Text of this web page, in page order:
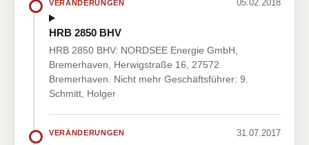
VERÄNDERUNGEN 05.02.2018
HRB 2850 BHV
HRB 2850 BHV: NORDSEE Energie GmbH,
Bremerhaven, Herwigstraße 16, 27572
Bremerhaven. Nicht mehr Geschäftsführer: 9.
Schmitt, Holger
VERÄNDERUNGEN 31.07.2017